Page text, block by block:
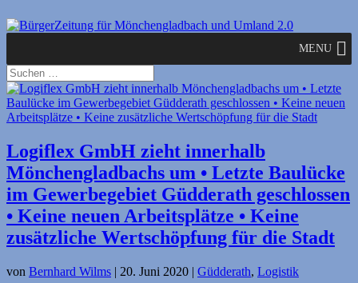
MENU
Logiflex GmbH zieht innerhalb
Mönchen­gladbachs um • Letzte Baulücke
im Gewerbegebiet Güdderath geschlossen
• Keine neuen Arbeitsplätze • Keine
zusätzliche Wertschöpfung für die Stadt
von Bernhard Wilms | 20. Juni 2020 | Güdderath, Logistik